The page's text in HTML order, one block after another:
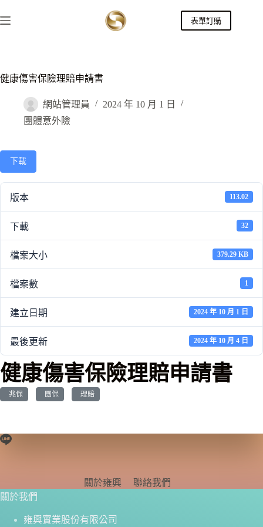
至
容
表單訂購
健康傷害保險理賠申請書
網站管理員
2024 年 10 月 1 日
團體意外險
下載
版本 113.02
下載 32
檔案大小 379.29 KB
檔案數 1
建立日期 2024 年 10 月 1 日
最後更新 2024 年 10 月 4 日
健康傷害保險理賠申請書
兆保 團保 理賠
關於雍興
聯絡我們
關於我們
雍興實業股份有限公司